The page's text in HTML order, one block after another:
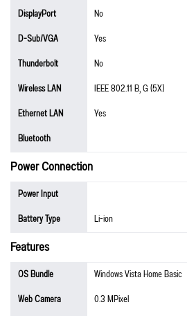
DisplayPort
No
D-Sub/VGA
Yes
Thunderbolt
No
Wireless LAN
IEEE 802.11 B, G (5X)
Ethernet LAN
Yes
Bluetooth
Power Connection
Power Input
Battery Type
Li-ion
Features
OS Bundle
Windows Vista Home Basic
Web Camera
0.3 MPixel